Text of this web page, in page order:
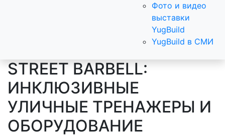
Фото и видео
выставки
YugBuild
YugBuild в СМИ
STREET BARBELL:
ИНКЛЮЗИВНЫЕ
УЛИЧНЫЕ ТРЕНАЖЕРЫ И
ОБОРУДОВАНИЕ